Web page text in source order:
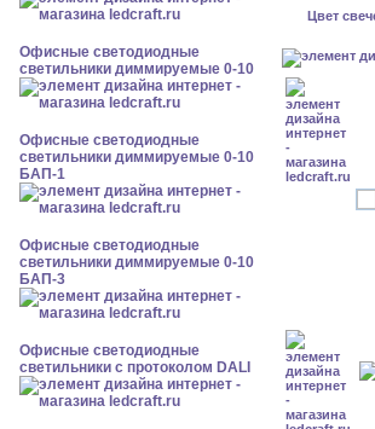
Офисные светодиодные
светильники диммируемые 0-10
Офисные светодиодные
светильники диммируемые 0-10
БАП-1
Офисные светодиодные
светильники диммируемые 0-10
БАП-3
Офисные светодиодные
светильники с протоколом DALI
Цвет